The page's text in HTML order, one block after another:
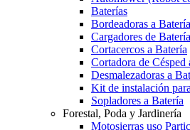
Baterías
Bordeadoras a Batería
Cargadores de Batería
Cortacercos a Batería
Cortadora de Césped
Desmalezadoras a
Kit de instalación
Sopladores a Batería
Forestal, Poda y Jardinería
Motosierras uso